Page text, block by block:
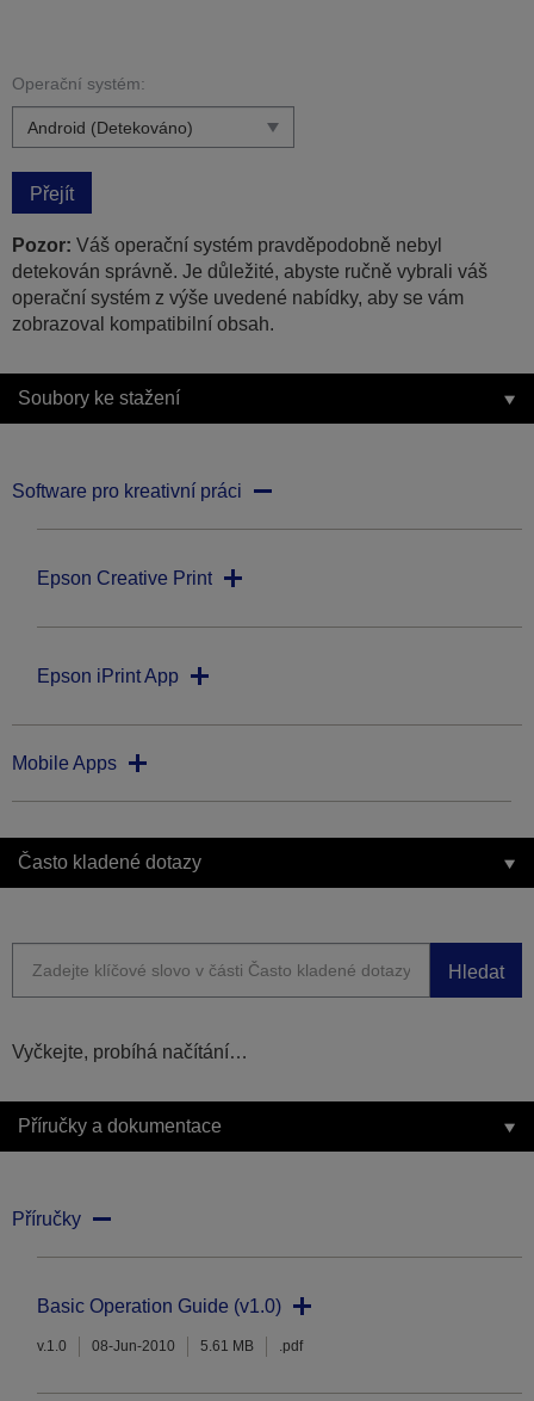
Operační systém:
Přejít
Pozor: Váš operační systém pravděpodobně nebyl
detekován správně. Je důležité, abyste ručně vybrali váš
operační systém z výše uvedené nabídky, aby se vám
zobrazoval kompatibilní obsah.
Soubory ke stažení
Software pro kreativní práci
Epson Creative Print
Epson iPrint App
Mobile Apps
Často kladené dotazy
Hledat
Vyčkejte, probíhá načítání…
Příručky a dokumentace
Příručky
Basic Operation Guide (v1.0)
v.1.0 08-Jun-2010 5.61 MB .pdf